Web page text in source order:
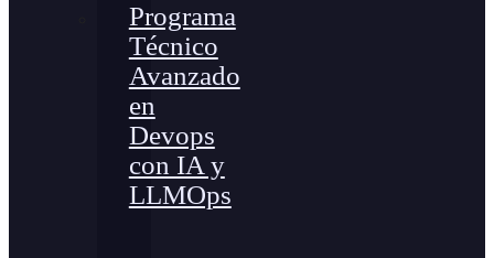
Programa
Técnico
Avanzado
en
Devops
con IA y
LLMOps